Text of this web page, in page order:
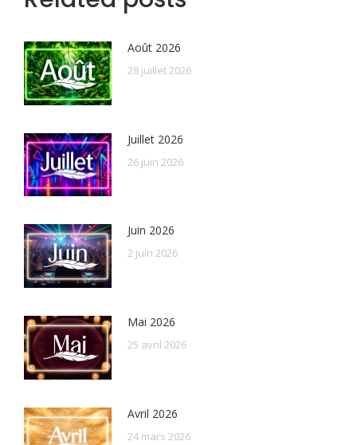
Août 2026
28 juillet 2026
Juillet 2026
26 juin 2026
Juin 2026
2 juin 2026
Mai 2026
25 avril 2026
Avril 2026
24 mars 2026